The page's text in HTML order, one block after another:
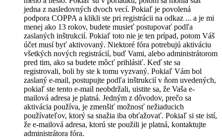
jedna z nasledovných dvoch vecí. Pokiaľ je povolená
podpora COPPA a klikli ste pri registrácii na odkaz ... a je mi
menej ako 13 rokov, budete musieť postupovať podľa
zaslaných inštrukcií. Pokiaľ toto nie je ten prípad, potom Váš
účet musí byť aktivovaný. Niektoré fóra potrebujú aktiváciu
všetkých nových registrácií, buď Vami, alebo administrátorom
pred tim, ako sa budete môcť prihlásiť. Keď ste sa
registrovali, boli by ste k tomu vyzvaný. Pokiaľ Vám bol
zaslaný e-mail, postupujte podľa inštrukcií v ňom uvedených,
pokiaľ ste tento e-mail neobdržali, uistite sa, že Vaša e-
mailová adresa je platná. Jedným z dôvodov, prečo sa
aktivácia používa, je zmenšiť možnosť nežiaducich
používateľov, ktorý sa snažia iba obťažovať. Pokiaľ si ste istí,
že e-mailová adresa, ktorú ste použili je platná, kontaktujte
administrátora fóra.